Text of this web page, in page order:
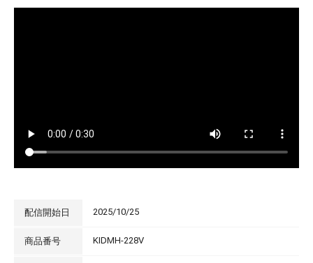
配信開始日 2025/10/25
商品番号 KIDMH-228V